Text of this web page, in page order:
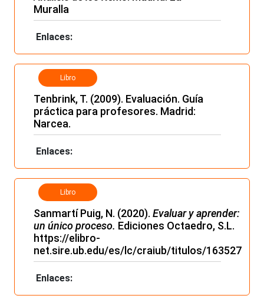
Muralla
Enlaces:
Libro
Tenbrink, T. (2009). Evaluación. Guía
práctica para profesores. Madrid:
Narcea.
Enlaces:
Libro
Sanmartí Puig, N. (2020). Evaluar y aprender:
un único proceso. Ediciones Octaedro, S.L.
https://elibro-
net.sire.ub.edu/es/lc/craiub/titulos/163527
Enlaces: